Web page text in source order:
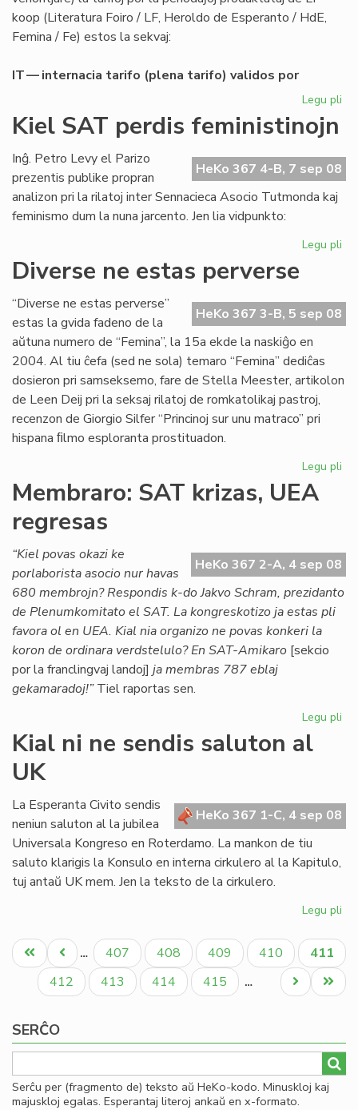
koop (Literatura Foiro / LF, Heroldo de Esperanto / HdE,
Femina / Fe) estos la sekvaj:
IT — internacia tarifo (plena tarifo) validos por
Legu pli
por
Kiel SAT perdis feministinojn
HeKo 367 4-B, 7 sep 08
Inĝ. Petro Levy el Parizo
prezentis publike propran
analizon pri la rilatoj inter Sennacieca Asocio Tutmonda kaj
feminismo dum la nuna jarcento. Jen lia vidpunkto:
Legu pli
Diverse ne estas perverse
HeKo 367 3-B, 5 sep 08
“Diverse ne estas perverse”
estas la gvida fadeno de la
aŭtuna numero de “Femina”, la 15a ekde la naskiĝo en
2004. Al tiu ĉefa (sed ne sola) temaro “Femina” dediĉas
dosieron pri samseksemo, fare de Stella Meester, artikolon
de Leen Deij pri la seksaj rilatoj de romkatolikaj pastroj,
recenzon de Giorgio Silfer “Princinoj sur unu matraco” pri
hispana ﬁlmo esploranta prostituadon.
Legu pli
Membraro: SAT krizas, UEA
regresas
HeKo 367 2-A, 4 sep 08
“Kiel povas okazi ke
porlaborista asocio nur havas
680 membrojn? Respondis k-do Jakvo Schram, prezidanto
de Plenumkomitato el SAT. La kongreskotizo ja estas pli
favora ol en UEA. Kial nia organizo ne povas konkeri la
koron de ordinara verdstelulo? En SAT-Amikaro [sekcio
por la franclingvaj landoj] ja membras 787 eblaj
gekamaradoj!”Tiel raportas sen.
Legu pli
Kial ni ne sendis saluton al
UK
HeKo 367 1-C, 4 sep 08
La Esperanta Civito sendis
neniun saluton al la jubilea
Universala Kongreso en Roterdamo. La mankon de tiu
saluto klarigis la Konsulo en interna cirkulero al la Kapitulo,
tuj antaŭ UK mem. Jen la teksto de la cirkulero.
Legu pli
ni
ne
Pagination
Unua
paĝo
Antaŭa
paĝo
… Paĝo
407 Paĝo
408 Paĝo
409 Paĝo
410
Aktuala
paĝo
411
Paĝo
412 Paĝo
413 Paĝo
414 Paĝo
415 …
Last
page
Next
page
SERĈO
Serĉu per (fragmento de) teksto aŭ HeKo-kodo. Minuskloj kaj
majuskloj egalas. Esperantaj literoj ankaŭ en x-formato.